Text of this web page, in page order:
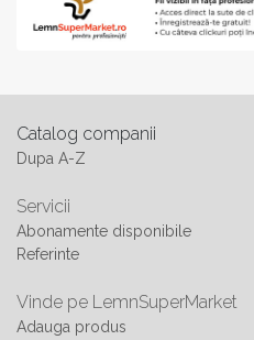
Catalog companii
Dupa A-Z
Servicii
Abonamente disponibile
Referinte
Vinde pe LemnSuperMarket
Adauga produs